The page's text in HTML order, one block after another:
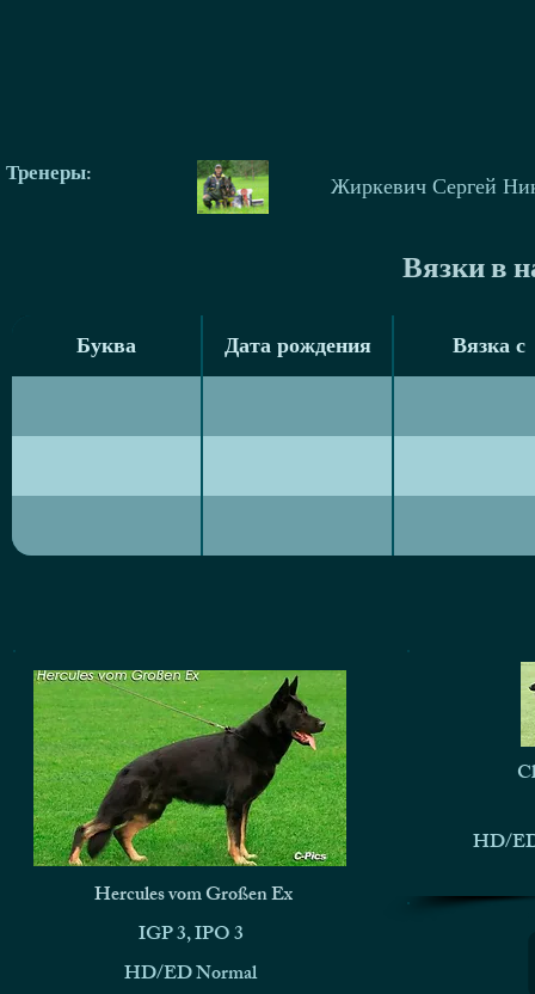
Тренеры: Жиркевич Сергей
Вязки в
Буква Дата рождения Вязка с
Буква Дата рождения Вязка с
Hercules vom Großen Ex
IGP 3, IPO 3
HD/ED Normal
HD/